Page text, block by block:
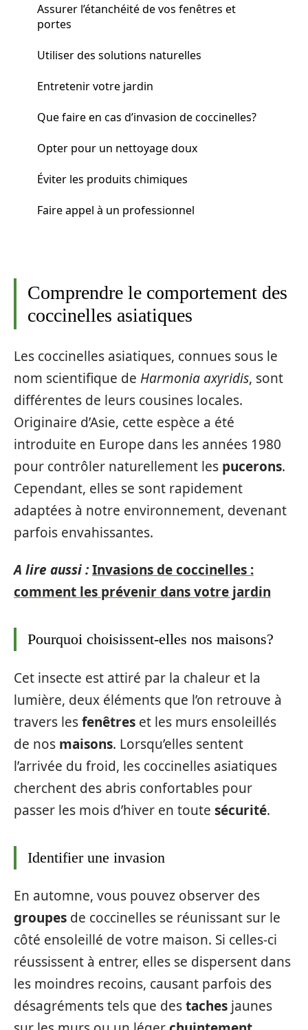
Assurer l’étanchéité de vos fenêtres et
portes
Utiliser des solutions naturelles
Entretenir votre jardin
Que faire en cas d’invasion de coccinelles?
Opter pour un nettoyage doux
Éviter les produits chimiques
Faire appel à un professionnel
Comprendre le comportement des
coccinelles asiatiques
Les coccinelles asiatiques, connues sous le
nom scientifique de Harmonia axyridis, sont
différentes de leurs cousines locales.
Originaire d’Asie, cette espèce a été
introduite en Europe dans les années 1980
pour contrôler naturellement les pucerons.
Cependant, elles se sont rapidement
adaptées à notre environnement, devenant
parfois envahissantes.
A lire aussi :Invasions de coccinelles :
comment les prévenir dans votre jardin
Pourquoi choisissent-elles nos maisons?
Cet insecte est attiré par la chaleur et la
lumière, deux éléments que l’on retrouve à
travers lesfenêtres et les murs ensoleillés
de nos maisons. Lorsqu’elles sentent
l’arrivée du froid, les coccinelles asiatiques
cherchent des abris confortables pour
passer les mois d’hiver en toute sécurité.
Identifier une invasion
En automne, vous pouvez observer des
groupes de coccinelles se réunissant sur le
côté ensoleillé de votre maison. Si celles-ci
réussissent à entrer, elles se dispersent dans
les moindres recoins, causant parfois des
désagréments tels que destaches jaunes